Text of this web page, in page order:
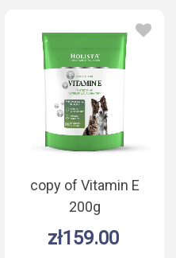
copy of Vitamin E
200g
zł159.00